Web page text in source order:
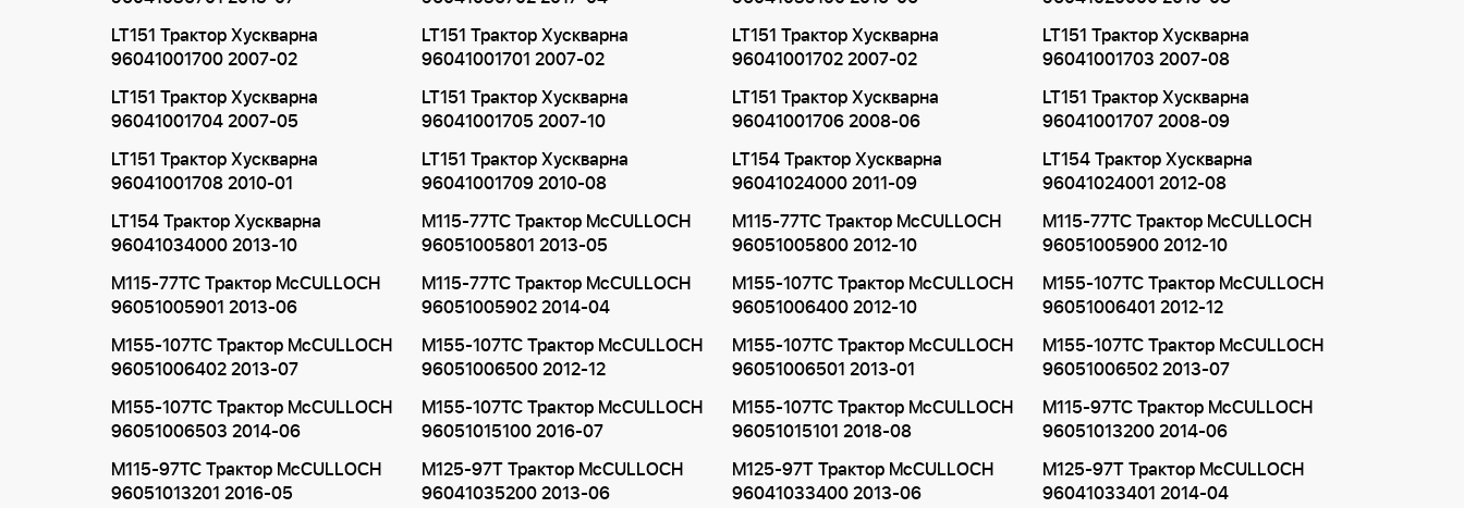
LT151 Трактор Хускварна
96041001700 2007-02
LT151 Трактор Хускварна
96041001701 2007-02
LT151 Трактор Хускварна
96041001702 2007-02
LT151 Трактор Хускварна
96041001703 2007-08
LT151 Трактор Хускварна
96041001704 2007-05
LT151 Трактор Хускварна
96041001705 2007-10
LT151 Трактор Хускварна
96041001706 2008-06
LT151 Трактор Хускварна
96041001707 2008-09
LT151 Трактор Хускварна
96041001708 2010-01
LT151 Трактор Хускварна
96041001709 2010-08
LT154 Трактор Хускварна
96041024000 2011-09
LT154 Трактор Хускварна
96041024001 2012-08
LT154 Трактор Хускварна
96041034000 2013-10
M115-77TC Трактор McCULLOCH
96051005801 2013-05
M115-77TC Трактор McCULLOCH
96051005800 2012-10
M115-77TC Трактор McCULLOCH
96051005900 2012-10
M115-77TC Трактор McCULLOCH
96051005901 2013-06
M115-77TC Трактор McCULLOCH
96051005902 2014-04
M155-107TC Трактор McCULLOCH
96051006400 2012-10
M155-107TC Трактор McCULLOCH
96051006401 2012-12
M155-107TC Трактор McCULLOCH
96051006402 2013-07
M155-107TC Трактор McCULLOCH
96051006500 2012-12
M155-107TC Трактор McCULLOCH
96051006501 2013-01
M155-107TC Трактор McCULLOCH
96051006502 2013-07
M155-107TC Трактор McCULLOCH
96051006503 2014-06
M155-107TC Трактор McCULLOCH
96051015100 2016-07
M155-107TC Трактор McCULLOCH
96051015101 2018-08
M115-97TC Трактор McCULLOCH
96051013200 2014-06
M115-97TC Трактор McCULLOCH
96051013201 2016-05
M125-97T Трактор McCULLOCH
96041035200 2013-06
M125-97T Трактор McCULLOCH
96041033400 2013-06
M125-97T Трактор McCULLOCH
96041033401 2014-04